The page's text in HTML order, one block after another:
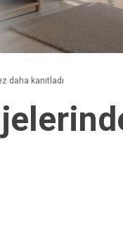
daha kanıtladı